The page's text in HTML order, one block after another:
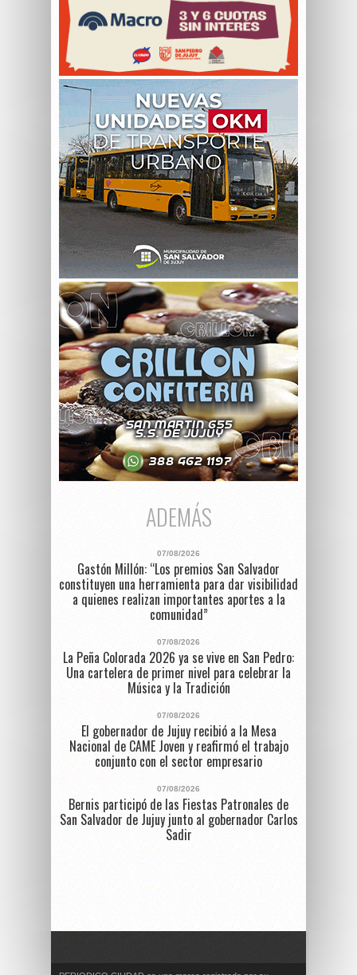
ADEMÁS
07/08/2026
Gastón Millón: “Los premios San Salvador
constituyen una herramienta para dar visibilidad
a quienes realizan importantes aportes a la
comunidad”
07/08/2026
La Peña Colorada 2026 ya se vive en San Pedro:
Una cartelera de primer nivel para celebrar la
Música y la Tradición
07/08/2026
El gobernador de Jujuy recibió a la Mesa
Nacional de CAME Joven y reafirmó el trabajo
conjunto con el sector empresario
07/08/2026
Bernis participó de las Fiestas Patronales de
San Salvador de Jujuy junto al gobernador Carlos
Sadir